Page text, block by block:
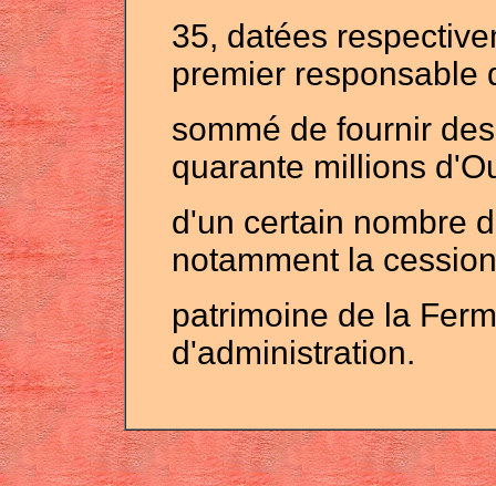
35, datées
premier responsable
sommé de fournir
quarante millions
d'un certain nombre
notamment la
patrimoine de la
d'administration.